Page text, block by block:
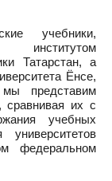
учебники,
Татарстан, а
Ёнсе,
представим
сравнивая их с
учебных
федеральном